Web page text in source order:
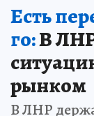
Есть
го:В
рынком
В ЛНР